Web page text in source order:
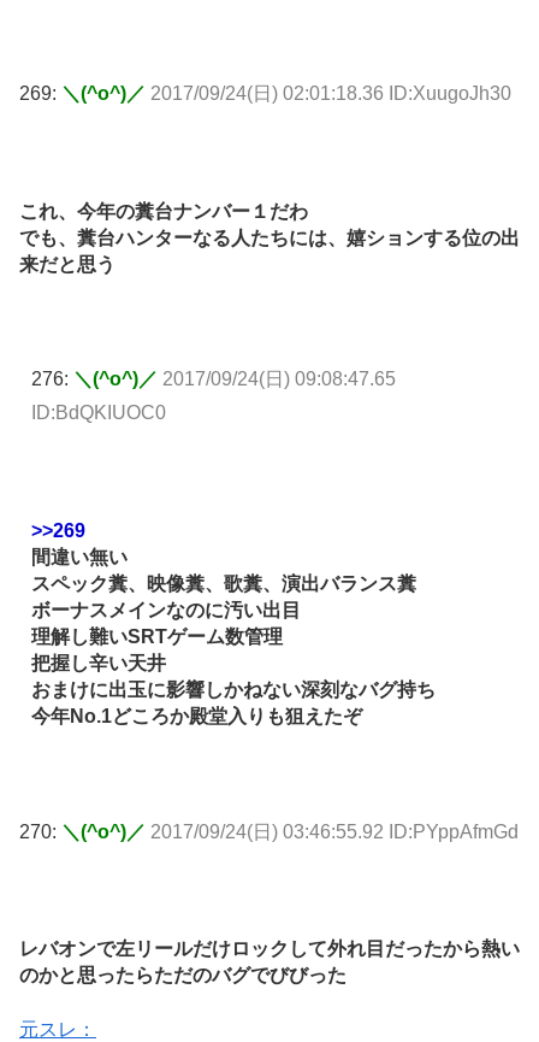
269: ＼(^o^)／ 2017/09/24(日) 02:01:18.36 ID:XuugoJh30
これ、今年の糞台ナンバー１だわ
でも、糞台ハンターなる人たちには、嬉ションする位の出
来だと思う
276: ＼(^o^)／ 2017/09/24(日) 09:08:47.65
ID:BdQKIUOC0
>>269
間違い無い
スペック糞、映像糞、歌糞、演出バランス糞
ボーナスメインなのに汚い出目
理解し難いSRTゲーム数管理
把握し辛い天井
おまけに出玉に影響しかねない深刻なバグ持ち
今年No.1どころか殿堂入りも狙えたぞ
270: ＼(^o^)／ 2017/09/24(日) 03:46:55.92 ID:PYppAfmGd
レバオンで左リールだけロックして外れ目だったから熱い
のかと思ったらただのバグでびびった
元スレ：